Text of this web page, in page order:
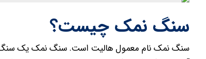
سنگ نمک چیست؟
سنگ نمک نام معمول هالیت است. سنگ نمک یک